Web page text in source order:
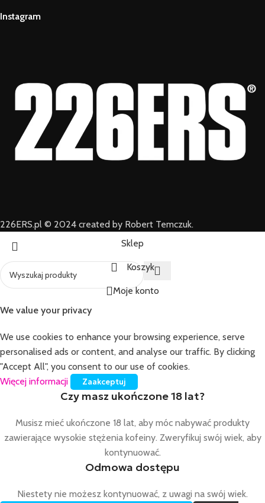
Instagram
226ERS.pl © 2024 created by Robert Temczuk.
Sklep
Koszyk
Moje konto
We value your privacy
We use cookies to enhance your browsing experience, serve
personalised ads or content, and analyse our traffic. By clicking
"Accept All", you consent to our use of cookies.
Więcej informacji
Zaakceptuj
Czy masz ukończone 18 lat?
Musisz mieć ukończone 18 lat, aby móc nabywać produkty
zawierające wysokie stężenia kofeiny. Zweryfikuj swój wiek, aby
kontynuować.
Odmowa dostępu
Niestety nie możesz kontynuować, z uwagi na swój wiek.